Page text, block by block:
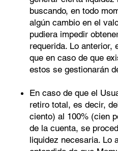
buscando, en todo
algún cambio en el
pudiera impedir
requerida. Lo anterior,
que en caso de que
estos se gestionarán
En caso de que el
retiro total, es decir,
ciento) al 100% (cien
de la cuenta, se
liquidez necesaria. Lo